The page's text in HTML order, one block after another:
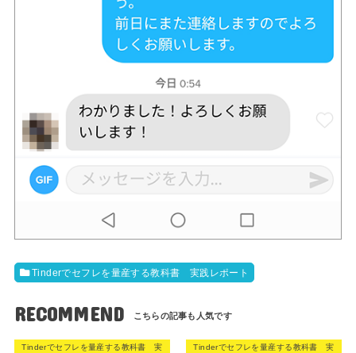
Tinderでセフレを量産する教科書 実践レポート
RECOMMEND
Tinderでセフレを量産する教科書 実 Tinderでセフレを量産する教科書 実